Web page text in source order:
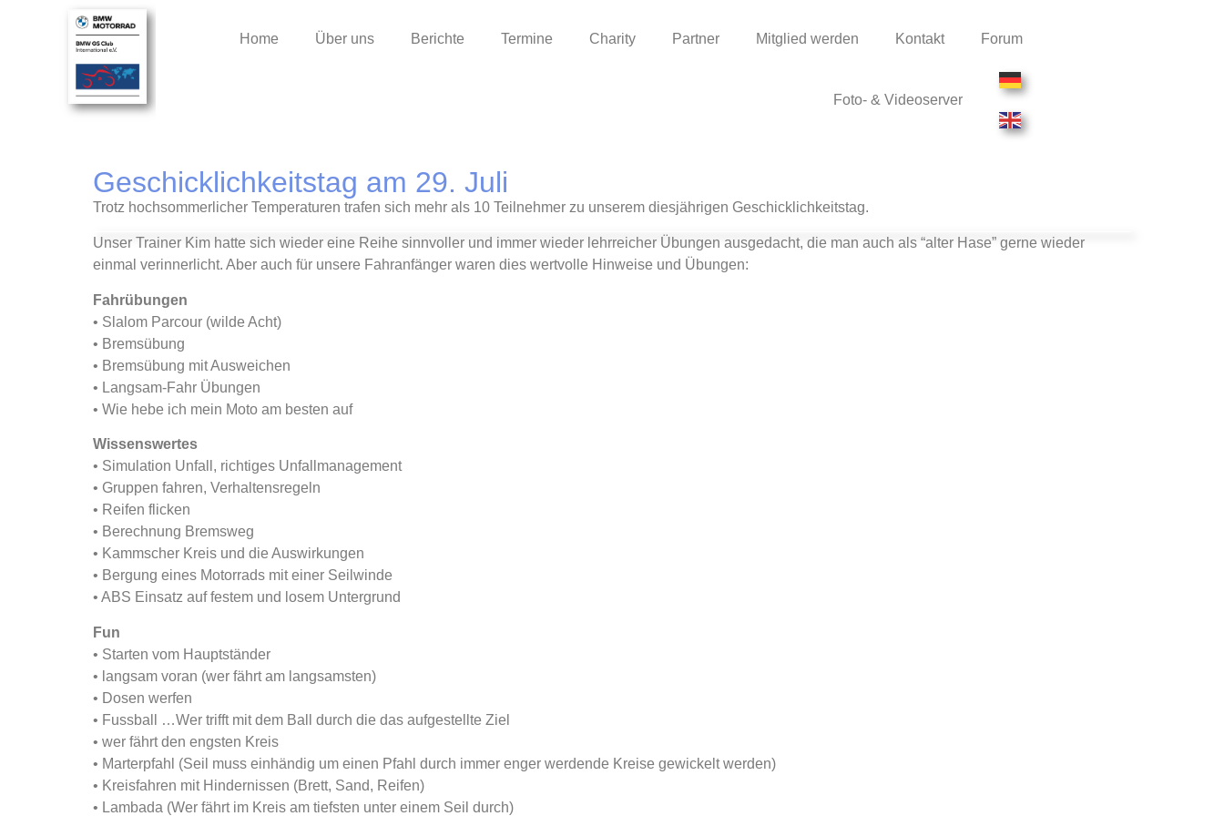
Home Über uns Berichte Termine Charity Partner Mitglied werden Kontakt Forum
Foto- & Videoserver
Geschicklichkeitstag am 29. Juli
Trotz hochsommerlicher Temperaturen trafen sich mehr als 10 Teilnehmer zu unserem diesjährigen Geschicklichkeitstag.
Unser Trainer Kim hatte sich wieder eine Reihe sinnvoller und immer wieder lehrreicher Übungen ausgedacht, die man auch als “alter Hase” gerne wieder
einmal verinnerlicht. Aber auch für unsere Fahranfänger waren dies wertvolle Hinweise und Übungen:
Fahrübungen
• Slalom Parcour (wilde Acht)
• Bremsübung
• Bremsübung mit Ausweichen
• Langsam-Fahr Übungen
• Wie hebe ich mein Moto am besten auf
Wissenswertes
• Simulation Unfall, richtiges Unfallmanagement
• Gruppen fahren, Verhaltensregeln
• Reifen flicken
• Berechnung Bremsweg
• Kammscher Kreis und die Auswirkungen
• Bergung eines Motorrads mit einer Seilwinde
• ABS Einsatz auf festem und losem Untergrund
Fun
• Starten vom Hauptständer
• langsam voran (wer fährt am langsamsten)
• Dosen werfen
• Fussball …Wer trifft mit dem Ball durch die das aufgestellte Ziel
• wer fährt den engsten Kreis
• Marterpfahl (Seil muss einhändig um einen Pfahl durch immer enger werdende Kreise gewickelt werden)
• Kreisfahren mit Hindernissen (Brett, Sand, Reifen)
• Lambada (Wer fährt im Kreis am tiefsten unter einem Seil durch)